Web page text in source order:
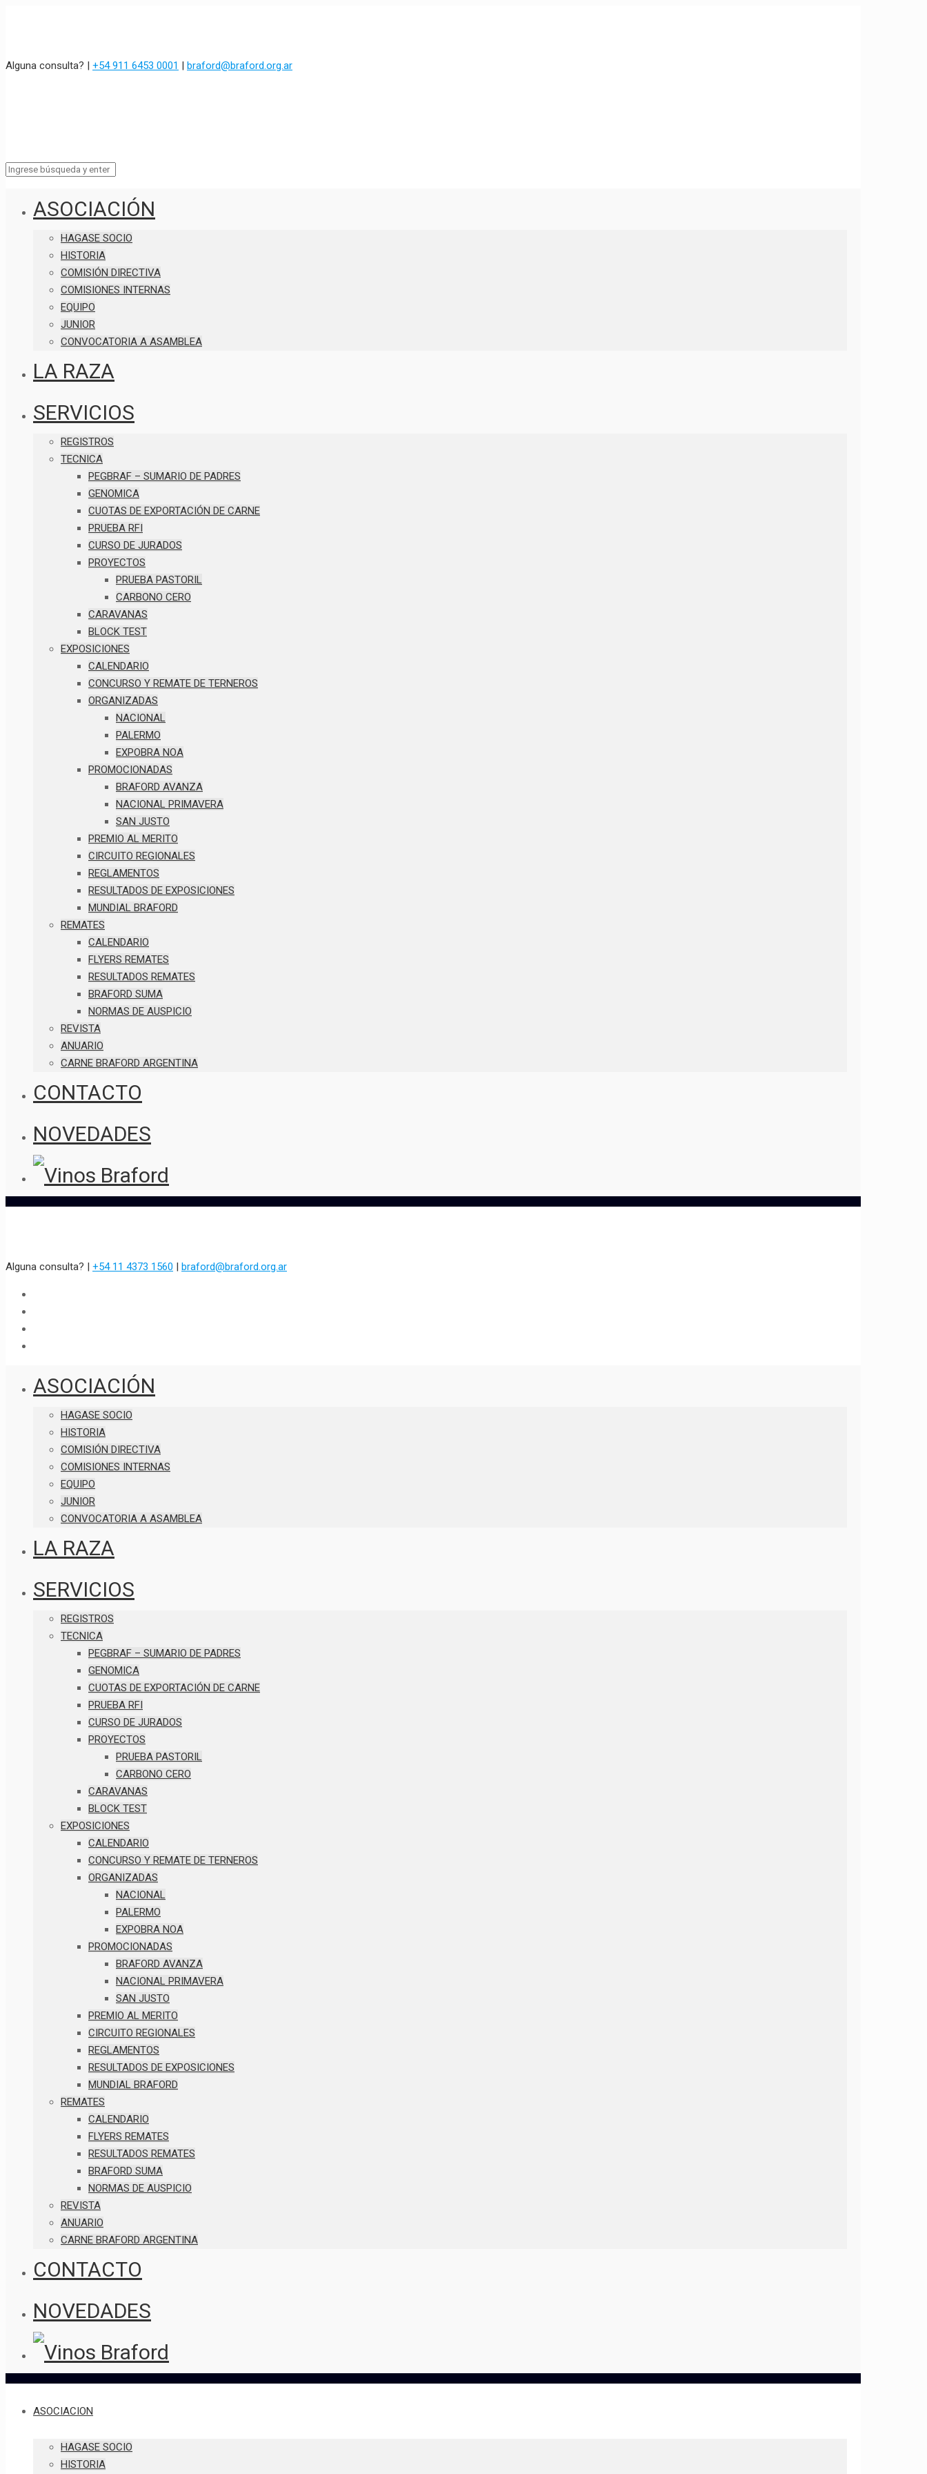
Alguna consulta? | +54 911 6453 0001 | braford@braford.org.ar
ASOCIACIÓN
HAGASE SOCIO
HISTORIA
COMISIÓN DIRECTIVA
COMISIONES INTERNAS
EQUIPO
JUNIOR
CONVOCATORIA A ASAMBLEA
LA RAZA
SERVICIOS
REGISTROS
TECNICA
PEGBRAF – SUMARIO DE PADRES
GENOMICA
CUOTAS DE EXPORTACIÓN DE CARNE
PRUEBA RFI
CURSO DE JURADOS
PROYECTOS
PRUEBA PASTORIL
CARBONO CERO
CARAVANAS
BLOCK TEST
EXPOSICIONES
CALENDARIO
CONCURSO Y REMATE DE TERNEROS
ORGANIZADAS
NACIONAL
PALERMO
EXPOBRA NOA
PROMOCIONADAS
BRAFORD AVANZA
NACIONAL PRIMAVERA
SAN JUSTO
PREMIO AL MERITO
CIRCUITO REGIONALES
REGLAMENTOS
RESULTADOS DE EXPOSICIONES
MUNDIAL BRAFORD
REMATES
CALENDARIO
FLYERS REMATES
RESULTADOS REMATES
BRAFORD SUMA
NORMAS DE AUSPICIO
REVISTA
ANUARIO
CARNE BRAFORD ARGENTINA
CONTACTO
NOVEDADES
Alguna consulta? | +54 11 4373 1560 | braford@braford.org.ar
ASOCIACIÓN
HAGASE SOCIO
HISTORIA
COMISIÓN DIRECTIVA
COMISIONES INTERNAS
EQUIPO
JUNIOR
CONVOCATORIA A ASAMBLEA
LA RAZA
SERVICIOS
REGISTROS
TECNICA
PEGBRAF – SUMARIO DE PADRES
GENOMICA
CUOTAS DE EXPORTACIÓN DE CARNE
PRUEBA RFI
CURSO DE JURADOS
PROYECTOS
PRUEBA PASTORIL
CARBONO CERO
CARAVANAS
BLOCK TEST
EXPOSICIONES
CALENDARIO
CONCURSO Y REMATE DE TERNEROS
ORGANIZADAS
NACIONAL
PALERMO
EXPOBRA NOA
PROMOCIONADAS
BRAFORD AVANZA
NACIONAL PRIMAVERA
SAN JUSTO
PREMIO AL MERITO
CIRCUITO REGIONALES
REGLAMENTOS
RESULTADOS DE EXPOSICIONES
MUNDIAL BRAFORD
REMATES
CALENDARIO
FLYERS REMATES
RESULTADOS REMATES
BRAFORD SUMA
NORMAS DE AUSPICIO
REVISTA
ANUARIO
CARNE BRAFORD ARGENTINA
CONTACTO
NOVEDADES
ASOCIACION
HAGASE SOCIO
HISTORIA